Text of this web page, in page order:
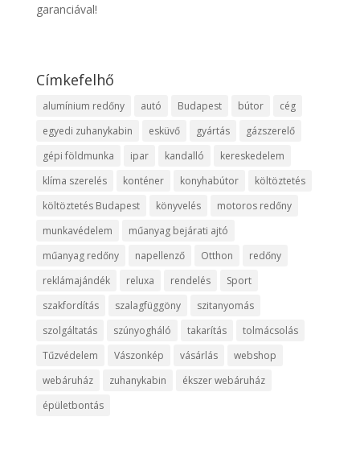
garanciával!
Címkefelhő
alumínium redőny autó Budapest bútor
cég
egyedi zuhanykabin
esküvő gyártás
gázszerelő
gépi földmunka
ipar kandalló
kereskedelem
klíma szerelés
konténer konyhabútor
költöztetés
költöztetés Budapest
könyvelés
motoros redőny
munkavédelem
műanyag bejárati ajtó
műanyag redőny
napellenző Otthon
redőny
reklámajándék
reluxa rendelés
Sport
szakfordítás
szalagfüggöny
szitanyomás
szolgáltatás
szúnyogháló takarítás
tolmácsolás
Tűzvédelem
Vászonkép vásárlás
webshop
webáruház
zuhanykabin
ékszer webáruház
épületbontás